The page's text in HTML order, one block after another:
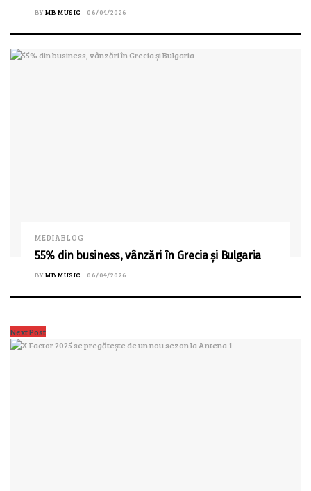
BY MB MUSIC 06/04/2026
MEDIABLOG
55% din business, vânzări în Grecia și Bulgaria
BY MB MUSIC 06/04/2026
Next Post